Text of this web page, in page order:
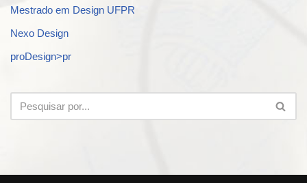
Mestrado em Design UFPR
Nexo Design
proDesign>pr